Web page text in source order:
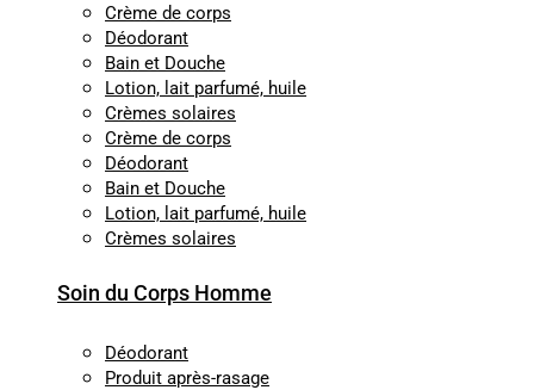
Crème de corps
Déodorant
Bain et Douche
Lotion, lait parfumé, huile
Crèmes solaires
Crème de corps
Déodorant
Bain et Douche
Lotion, lait parfumé, huile
Crèmes solaires
Soin du Corps Homme
Déodorant
Produit après-rasage